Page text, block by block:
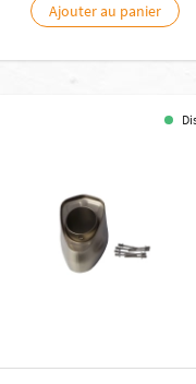
Ajouter au panier